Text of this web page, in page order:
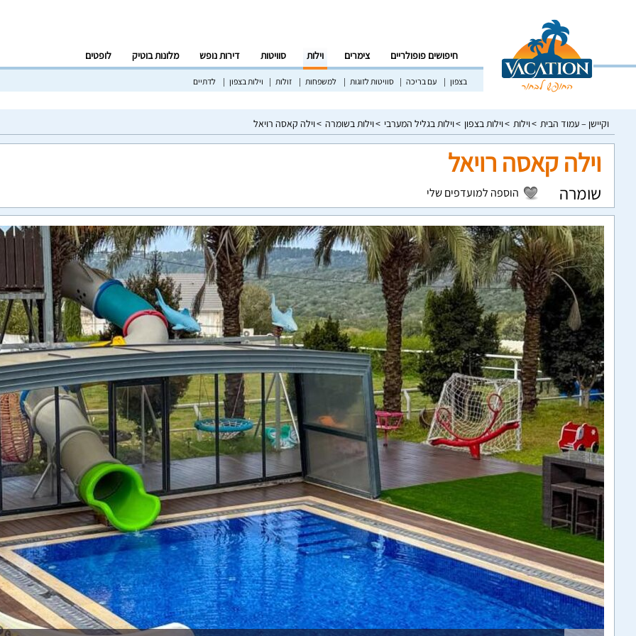
חיפושים פופולריים צימרים וילות סוויטות דירות נופש מלונות בוטיק לופטים
בצפון עם בריכה סוויטות לזוגות למשפחות זולות וילות בצפון לדתיים
וקיישן – עמוד הבית וילות וילות בצפון וילות בגליל המערבי וילות בשומרה וילה קאסה רויאל
וילה קאסה רויאל
שומרה הוספה למועדפים שלי